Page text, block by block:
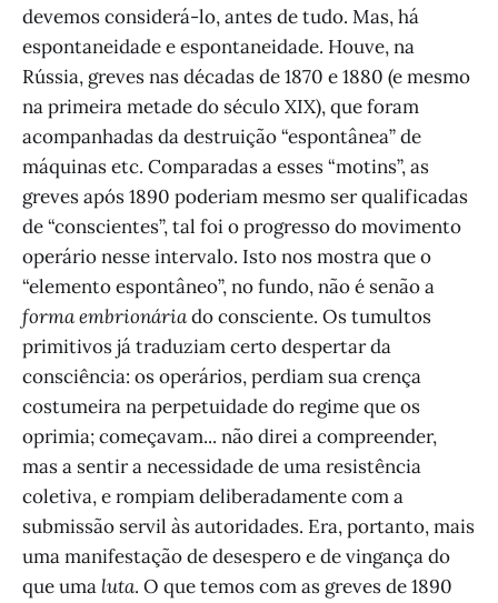
devemos considerá-lo, antes de tudo. Mas, há
espontaneidade e espontaneidade. Houve, na
Rússia, greves nas décadas de 1870 e 1880 (e mesmo
na primeira metade do século XIX), que foram
acompanhadas da destruição “espontânea” de
máquinas etc. Comparadas a esses “motins”, as
greves após 1890 poderiam mesmo ser qualificadas
de “conscientes”, tal foi o progresso do movimento
operário nesse intervalo. Isto nos mostra que o
“elemento espontâneo”, no fundo, não é senão a
forma embrionáriado consciente. Os tumultos
primitivos já traduziam certo despertar da
consciência: os operários, perdiam sua crença
costumeira na perpetuidade do regime que os
oprimia; começavam... não direi a compreender,
mas a sentir a necessidade de uma resistência
coletiva, e rompiam deliberadamente com a
submissão servil às autoridades. Era, portanto, mais
uma manifestação de desespero e de vingança do
que uma luta. O que temos com as greves de 1890